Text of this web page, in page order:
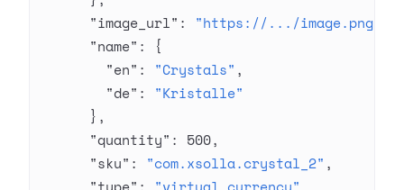
      "image_url"
: "https://.../image.png"
      "name"
: {
        "en"
: "Crystals" ,
        "de"
: "Kristalle"
      },
      "quantity"
: 500,
      "sku"
: "com.xsolla.crystal_2" ,